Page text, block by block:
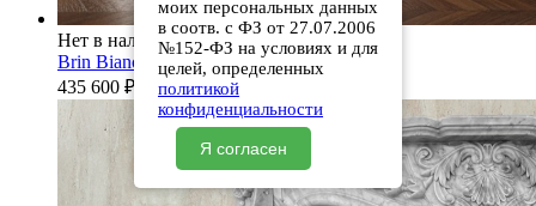
Нет в наличии
Brin Bianco Extra
435 600 ₽
моих персональных данных
в соотв. с ФЗ от 27.07.2006
№152-ФЗ на условиях и для
целей, определенных
политикой
конфиденциальности
Я согласен